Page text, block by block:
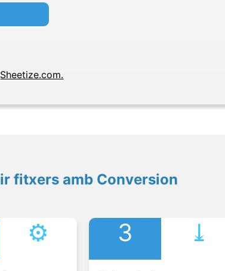
Sheetize.com.
fitxers amb Conversion
⚙︎ 3 ⤓︎